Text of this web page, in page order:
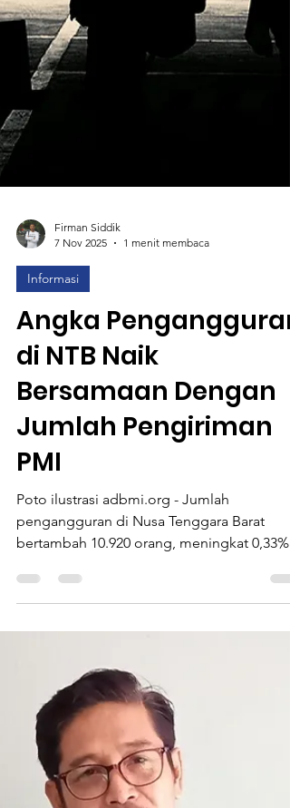
Firman Siddik
7 Nov 2025
1 menit membaca
Informasi
Angka Pengangguran
di NTB Naik
Bersamaan Dengan
Poto ilustrasi adbmi.org - Jumlah
pengangguran di Nusa Tenggara Barat
bertambah 10.920 orang, meningkat 0,33%
dari data Agustus 2024. Menurut kepala BPS
provinsi NTB, Wahyudin, meningkatnya
angka pengangguran di NTB karena